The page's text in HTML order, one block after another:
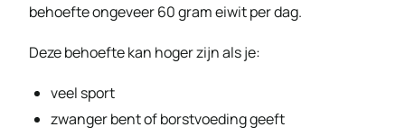
behoefte ongeveer 60 gram eiwit per dag.
Deze behoefte kan hoger zijn als je:
veel sport
zwanger bent of borstvoeding geeft